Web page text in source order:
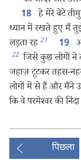
18 हे मेरे बेटे
ध्यान में रखते हुए मैं
लड़ता रह 21 19
22 जिसे कुछ लोगों ने
जहाज़ टूटकर तहस-
लोगों में से हैं और मैंने
कि वे परमेश्‍वर की
पिछला